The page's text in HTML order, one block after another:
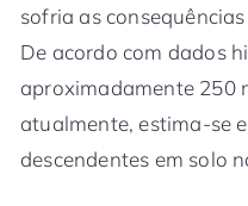
sofria as
De acordo com dados
aproximadamente 250
atualmente, estima-se
descendentes em solo